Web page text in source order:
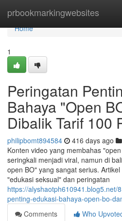
prbookmarkingwebsites
Home
Home
1
Peringatan
Bahaya "Open
Dibalik Tarif 100
philipbomt894584 416 days ago
Konten video yang membahas
seringkali menjadi viral, namun di
open BO" yang sangat serius.
"edukasi seksual" dan peringatan
https://alyshaotph610941.blog5.net/
penting-edukasi-bahaya-open-bo-
Comments
Who